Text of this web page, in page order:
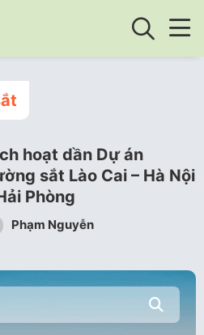
hoạt dần Dự án
sắt Lào Cai – Hà Nội
Phòng
Phạm Nguyễn